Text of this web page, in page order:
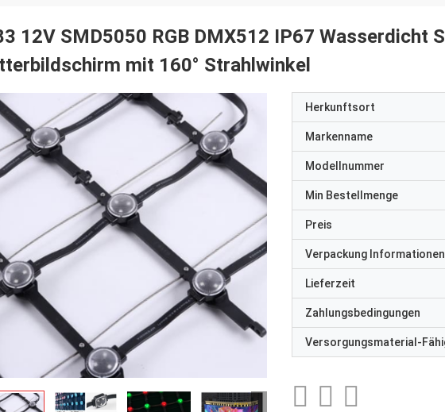
12V SMD5050 RGB DMX512 IP67 Wasserdicht
mit 160° Strahlwinkel
Herkunftsort
Markenname
Modellnummer
Min Bestellmenge
Preis
Verpackung Informationen
Lieferzeit
Zahlungsbedingungen
Versorgungsmaterial-